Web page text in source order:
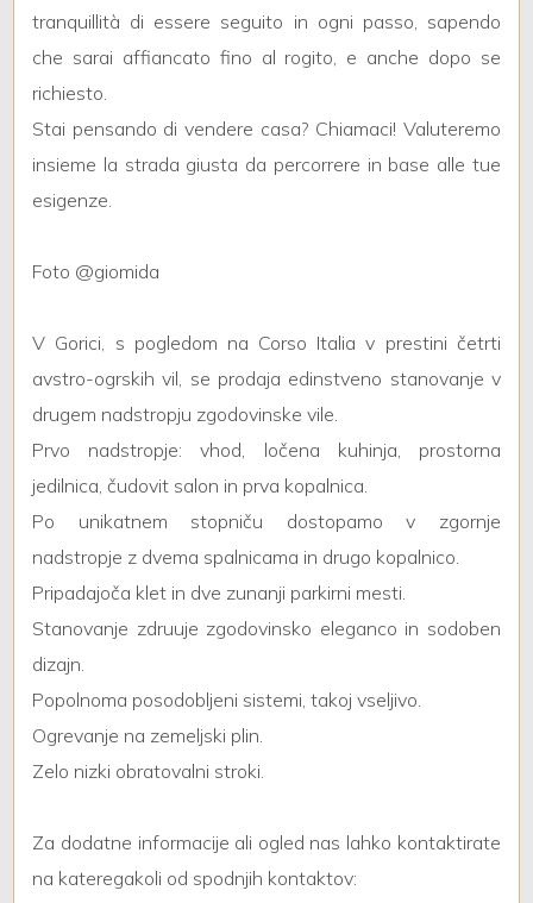
tranquillità di essere seguito in ogni passo, sapendo
che sarai affiancato fino al rogito, e anche dopo se
richiesto.
Stai pensando di vendere casa? Chiamaci! Valuteremo
insieme la strada giusta da percorrere in base alle tue
esigenze.
Foto @giomida
V Gorici, s pogledom na Corso Italia v prestini četrti
avstro-ogrskih vil, se prodaja edinstveno stanovanje v
drugem nadstropju zgodovinske vile.
Prvo nadstropje: vhod, ločena kuhinja, prostorna
jedilnica, čudovit salon in prva kopalnica.
Po unikatnem stopniču dostopamo v zgornje
nadstropje z dvema spalnicama in drugo kopalnico.
Pripadajoča klet in dve zunanji parkirni mesti.
Stanovanje zdruuje zgodovinsko eleganco in sodoben
dizajn.
Popolnoma posodobljeni sistemi, takoj vseljivo.
Ogrevanje na zemeljski plin.
Zelo nizki obratovalni stroki.
Za dodatne informacije ali ogled nas lahko kontaktirate
na kateregakoli od spodnjih kontaktov:
5
5+
Altre
multiscelta
Giardino
Posto auto/Box
Balcone/Terrazzo
Ascensore
Arredato
Nuova costruzione
Lusso